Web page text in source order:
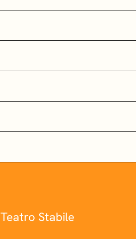
Teatro Stabile